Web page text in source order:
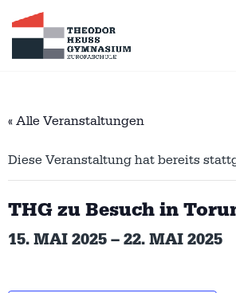
« Alle Veranstaltungen
Diese Veranstaltung hat bereits
THG zu Besuch in
15. MAI 2025–22. MAI 2025